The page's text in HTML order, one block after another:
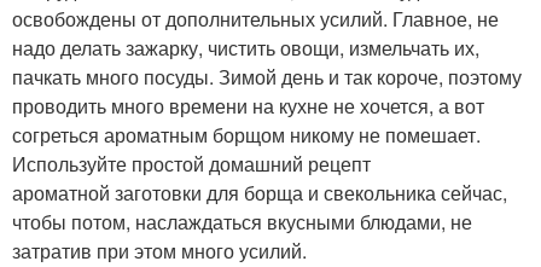
освобождены от дополнительных усилий. Главное, не
надо делать зажарку, чистить овощи, измельчать их,
пачкать много посуды. Зимой день и так короче, поэтому
проводить много времени на кухне не хочется, а вот
согреться ароматным борщом никому не помешает.
Используйте простой домашний рецепт
ароматной заготовки для борща и свекольника сейчас,
чтобы потом, наслаждаться вкусными блюдами, не
затратив при этом много усилий.